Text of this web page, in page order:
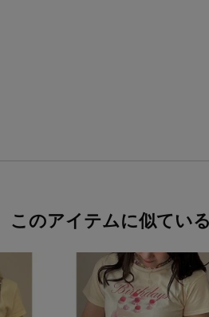
このアイテムに似てい